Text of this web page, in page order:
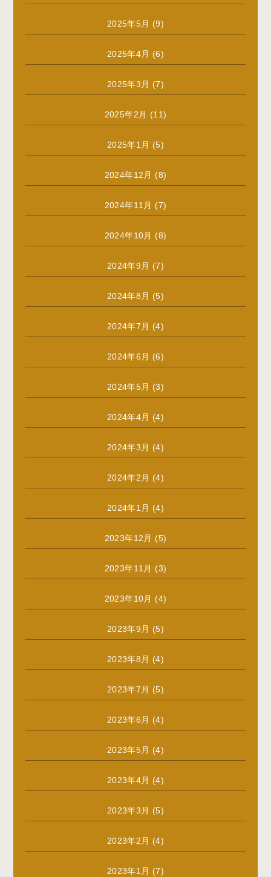
2025年5月 (9)
2025年4月 (6)
2025年3月 (7)
2025年2月 (11)
2025年1月 (5)
2024年12月 (8)
2024年11月 (7)
2024年10月 (8)
2024年9月 (7)
2024年8月 (5)
2024年7月 (4)
2024年6月 (6)
2024年5月 (3)
2024年4月 (4)
2024年3月 (4)
2024年2月 (4)
2024年1月 (4)
2023年12月 (5)
2023年11月 (3)
2023年10月 (4)
2023年9月 (5)
2023年8月 (4)
2023年7月 (5)
2023年6月 (4)
2023年5月 (4)
2023年4月 (4)
2023年3月 (5)
2023年2月 (4)
2023年1月 (7)